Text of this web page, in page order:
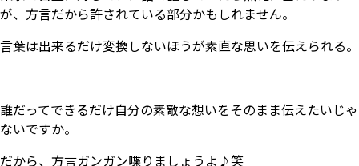
が、方言だから許されている部分かもしれません。
言葉は出来るだけ変換しないほうが素直な思いを伝えられる。
誰だってできるだけ自分の素敵な想いをそのまま伝えたいじゃ
ないですか。
だから、方言ガンガン喋りましょうよ♪笑